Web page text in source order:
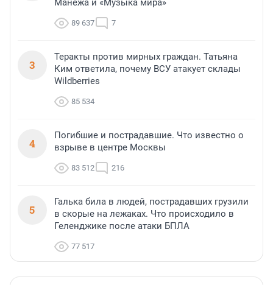
Манежа и «Музыка мира»
89 637 7
3
Теракты против мирных граждан. Татьяна
Ким ответила, почему ВСУ атакует склады
Wildberries
85 534
4
Погибшие и пострадавшие. Что известно о
взрыве в центре Москвы
83 512 216
5
Галька била в людей, пострадавших грузили
в скорые на лежаках. Что происходило в
Геленджике после атаки БПЛА
77 517